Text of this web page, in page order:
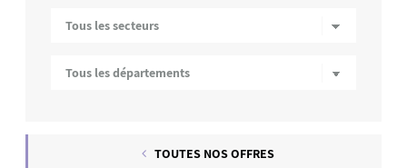
TOUTES NOS OFFRES